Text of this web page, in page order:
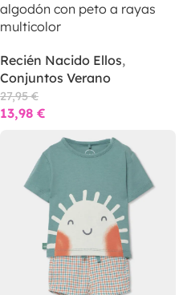
algodón con peto a rayas
multicolor
Recién Nacido Ellos,
Conjuntos Verano
27,95€
13,98 €